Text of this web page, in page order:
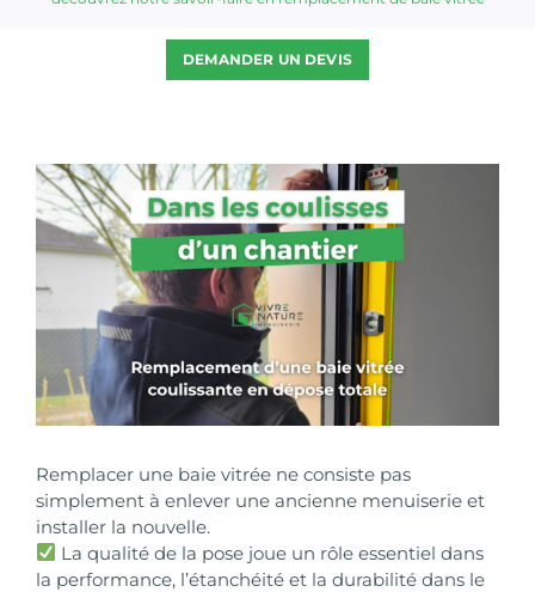
DEMANDER UN DEVIS
Voir
l'image
agrandie
Remplacer une baie vitréene consiste pas
simplement à enlever une ancienne menuiserie et
installer la nouvelle.
La qualité de la pose joue un rôle essentiel dans
la performance, l’étanchéité et la durabilité dans le